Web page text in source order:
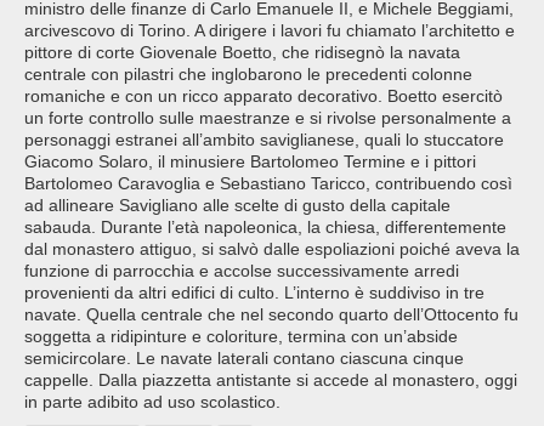
ministro delle finanze di Carlo Emanuele II, e Michele Beggiami,
arcivescovo di Torino. A dirigere i lavori fu chiamato l’architetto e
pittore di corte Giovenale Boetto, che ridisegnò la navata
centrale con pilastri che inglobarono le precedenti colonne
romaniche e con un ricco apparato decorativo. Boetto esercitò
un forte controllo sulle maestranze e si rivolse personalmente a
personaggi estranei all’ambito saviglianese, quali lo stuccatore
Giacomo Solaro, il minusiere Bartolomeo Termine e i pittori
Bartolomeo Caravoglia e Sebastiano Taricco, contribuendo così
ad allineare Savigliano alle scelte di gusto della capitale
sabauda. Durante l’età napoleonica, la chiesa, differentemente
dal monastero attiguo, si salvò dalle espoliazioni poiché aveva la
funzione di parrocchia e accolse successivamente arredi
provenienti da altri edifici di culto. L’interno è suddiviso in tre
navate. Quella centrale che nel secondo quarto dell’Ottocento fu
soggetta a ridipinture e coloriture, termina con un’abside
semicircolare. Le navate laterali contano ciascuna cinque
cappelle. Dalla piazzetta antistante si accede al monastero, oggi
in parte adibito ad uso scolastico.